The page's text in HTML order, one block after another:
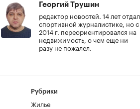
Георгий Трушин
редактор новостей. 14 лет отдал
спортивной журналистике, но с
2014 г. переориентировался на
недвижимость, о чем еще ни
разу не пожалел.
Рубрики
Жилье